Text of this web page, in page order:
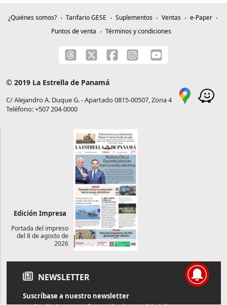
¿Quiénes somos? Tarifario GESE Suplementos Ventas
e-Paper
Puntos de venta
Términos y condiciones
© 2019 La Estrella de Panamá
C/ Alejandro A. Duque G. - Apartado 0815-00507, Zona 4
Teléfono: +507 204-0000
Edición Impresa
Portada del impreso
del 8 de agosto de
2026
NEWSLETTER
Suscríbase a nuestro newsletter